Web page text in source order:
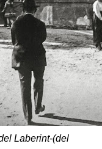
Laberint-(del